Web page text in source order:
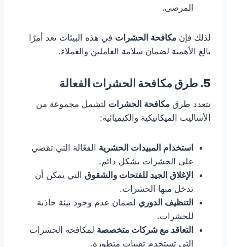
المرضى.
لذلك فإن مكافحة الحشرات في هذه البيئات تعد أمرًا
بالغ الأهمية لضمان سلامة العاملين والعملاء.
5. طرق مكافحة الحشرات الفعالة
تتعدد طرق مكافحة الحشرات لتشمل مجموعة من
الأساليب الميكانيكية والكيميائية:
استخدام المبيدات الحشرية الفعّالة التي تقضي
على الحشرات بشكل دائم.
الإغلاق الجيد للفتحات والشقوق التي يمكن أن
تدخل منها الحشرات.
التنظيف الدوري لضمان عدم وجود بيئة جاذبة
للحشرات.
التعاقد مع شركات متخصصة لمكافحة الحشرات
التي تستخدم تقنيات متطورة.